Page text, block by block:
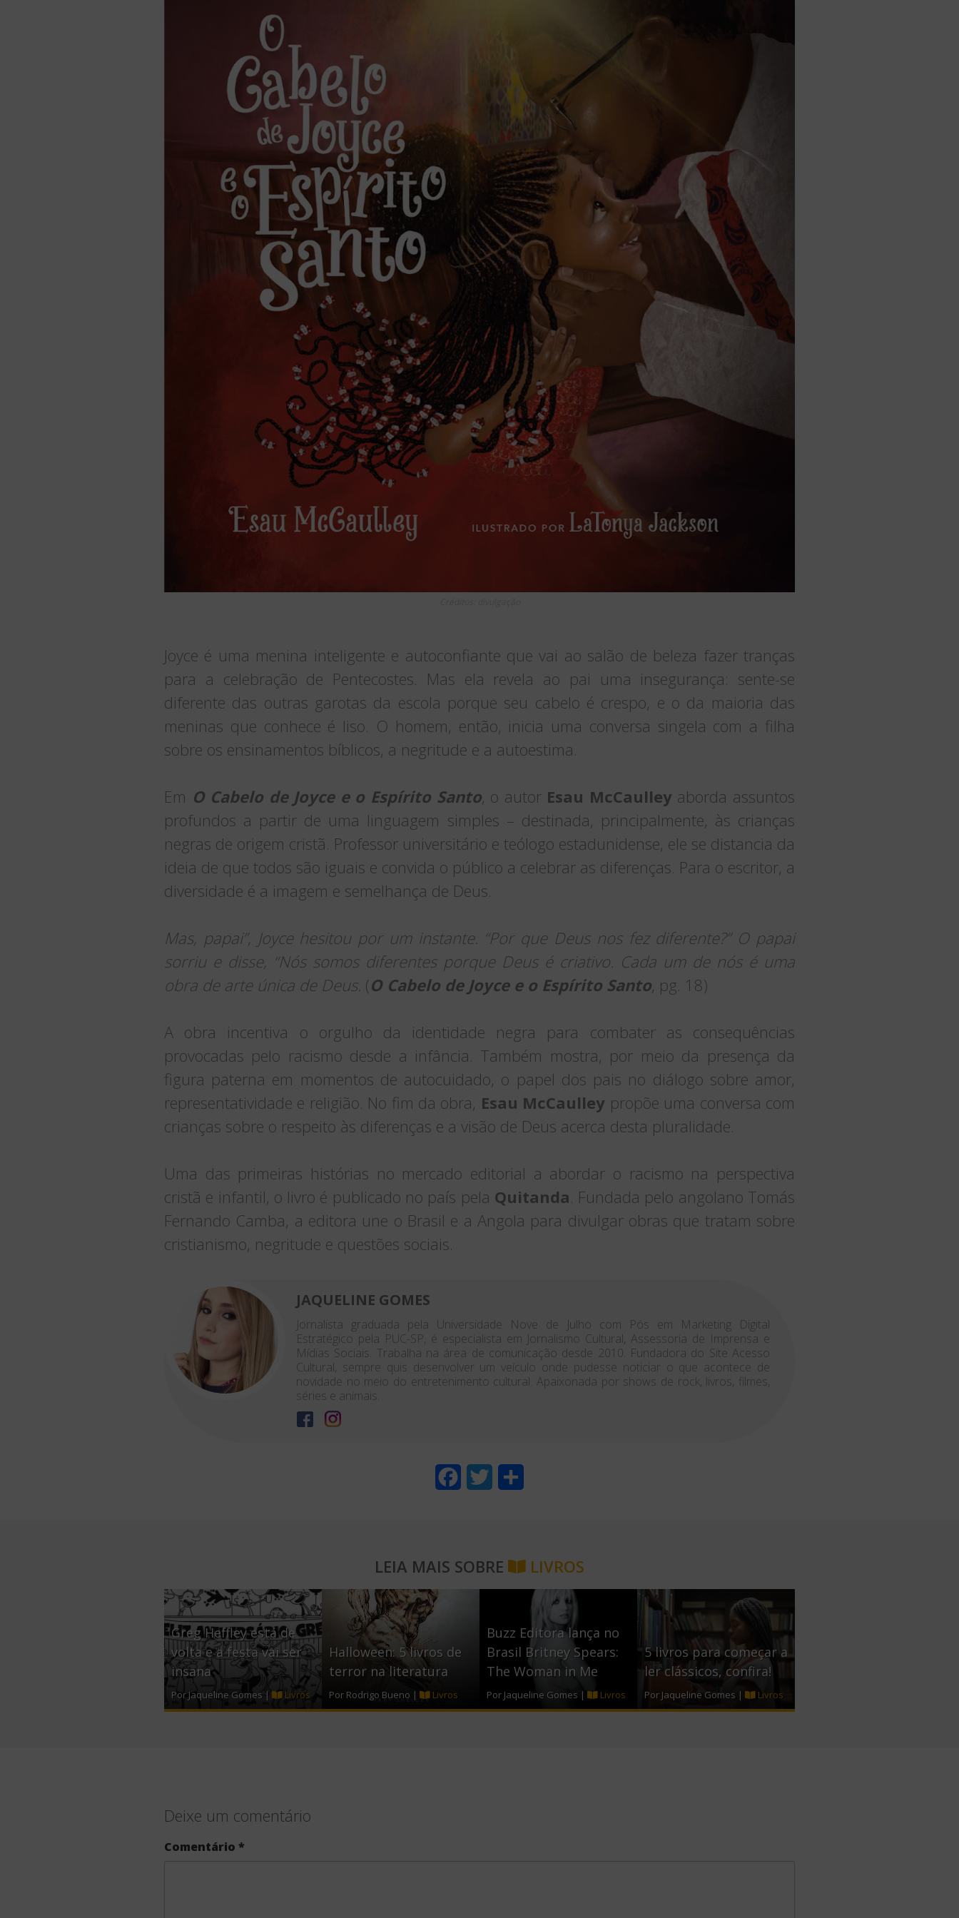
Joyce é uma menina inteligente e autoconfiante que vai ao salão de beleza fazer tranças
para a celebração de Pentecostes. Mas ela revela ao pai uma insegurança: sente-se
diferente das outras garotas da escola porque seu cabelo é crespo, e o da maioria das
meninas que conhece é liso. O homem, então, inicia uma conversa singela com a filha
sobre os ensinamentos bíblicos, a negritude e a autoestima.
Em O Cabelo de Joyce e o Espírito Santo, o autor Esau McCaulley aborda assuntos
profundos a partir de uma linguagem simples – destinada, principalmente, às crianças
negras de origem cristã. Professor universitário e teólogo estadunidense, ele se distancia da
ideia de que todos são iguais e convida o público a celebrar as diferenças. Para o escritor, a
diversidade é a imagem e semelhança de Deus.
Mas, papai”, Joyce hesitou por um instante. “Por que Deus nos fez diferente?” O papai
sorriu e disse, “Nós somos diferentes porque Deus é criativo. Cada um de nós é uma
obra de arte única de Deus. (O Cabelo de Joyce e o Espírito Santo, pg. 18)
A obra incentiva o orgulho da identidade negra para combater as consequências
provocadas pelo racismo desde a infância. Também mostra, por meio da presença da
figura paterna em momentos de autocuidado, o papel dos pais no diálogo sobre amor,
representatividade e religião. No fim da obra, Esau McCaulley propõe uma conversa com
crianças sobre o respeito às diferenças e a visão de Deus acerca desta pluralidade.
Uma das primeiras histórias no mercado editorial a abordar o racismo na perspectiva
cristã e infantil, o livro é publicado no país pela Quitanda. Fundada pelo angolano Tomás
Fernando Camba, a editora une o Brasil e a Angola para divulgar obras que tratam sobre
cristianismo, negritude e questões sociais.
JAQUELINE GOMES
Jornalista graduada pela Universidade Nove de Julho com Pós em Marketing Digital
Estratégico pela PUC-SP, é especialista em Jornalismo Cultural, Assessoria de Imprensa e
Mídias Sociais. Trabalha na área de comunicação desde 2010. Fundadora do Site Acesso
Cultural, sempre quis desenvolver um veículo onde pudesse noticiar o que acontece de
novidade no meio do entretenimento cultural. Apaixonada por shows de rock, livros, filmes,
séries e animais.
r
LEIA MAIS SOBRE LIVROS
Greg Heffley está de
volta e a festa vai ser
insana
Por Jaqueline Gomes | Livros
Halloween: 5 livros de
terror na literatura
Por Rodrigo Bueno | Livros
Buzz Editora lança no
Brasil Britney Spears:
The Woman in Me
Por Jaqueline Gomes | Livros
5 livros para começar a
ler clássicos, confira!
Por Jaqueline Gomes | Livros
Deixe um comentário
Comentário *